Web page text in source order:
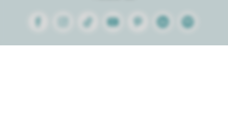
FacebookInstagram
Tiktok Youtube PinterestLinkedinSpotify